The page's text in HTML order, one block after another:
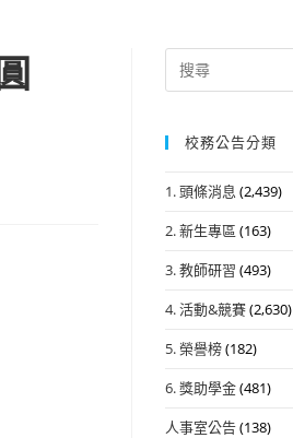
Search
for:
校務公告分類
1. 頭條消息 (2,439)
2. 新生專區 (163)
3. 教師研習 (493)
4. 活動&競賽(2,630)
5. 榮譽榜(182)
6. 獎助學金(481)
人事室公告(138)